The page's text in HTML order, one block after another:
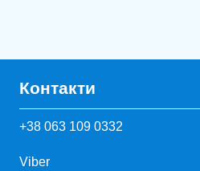
Контакти
+38 063 109 0332
Viber